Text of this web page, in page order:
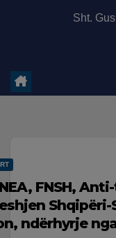
Sht.
FNSH,
ndërhyrje